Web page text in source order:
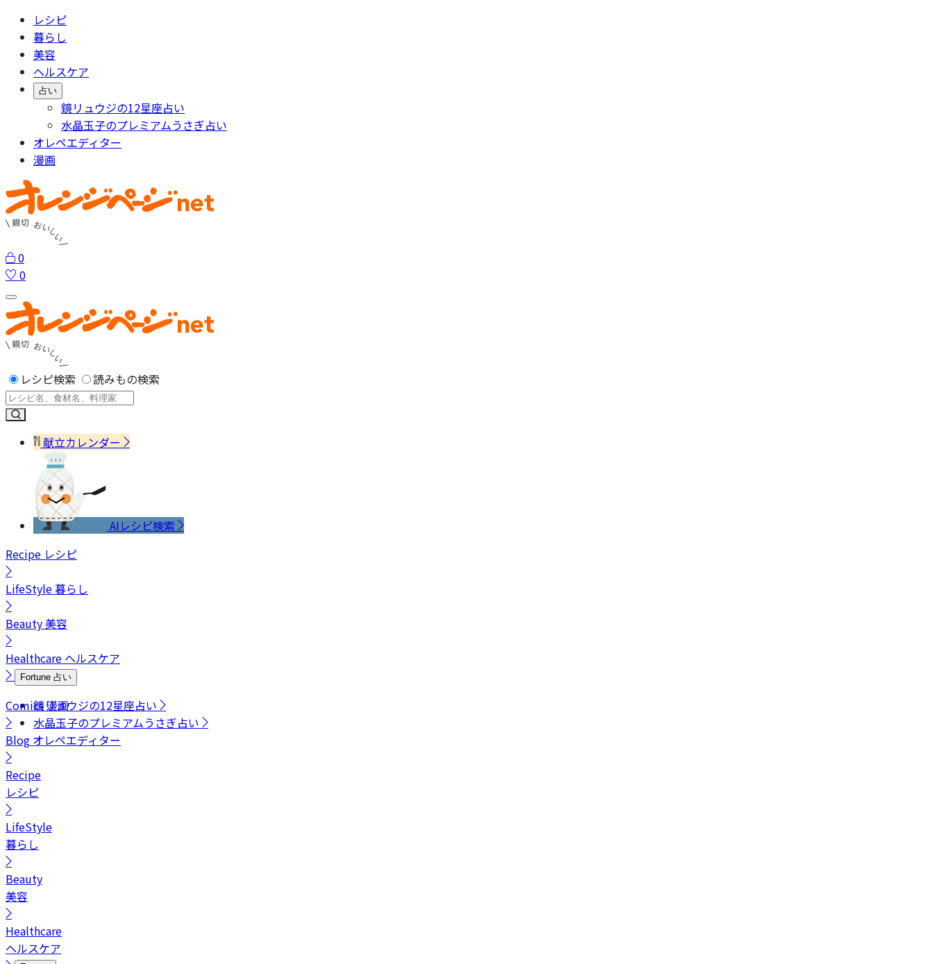
レシピ
暮らし
美容
ヘルスケア
占い
鏡リュウジの12星座占い
水晶玉子のプレミアムうさぎ占い
オレペエディター
漫画
0
0
レシピ検索 読みもの検索
献立カレンダー
AIレシピ検索
Recipe レシピ
LifeStyle暮らし
Beauty美容
Healthcare ヘルスケア
Fortune 占い
鏡リュウジの12星座占い
水晶玉子のプレミアムうさぎ占い
Comics漫画
Blog オレペエディター
Recipe
レシピ
LifeStyle
暮らし
Beauty
美容
Healthcare
ヘルスケア